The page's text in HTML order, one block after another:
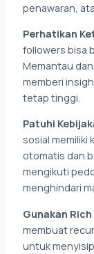
penawaran,
Perhatikan
followers bisa
Memantau
memberi
tetap tinggi.
Patuhi
sosial
otomatis dan
mengikuti
menghindari
Gunakan
membuat
untuk